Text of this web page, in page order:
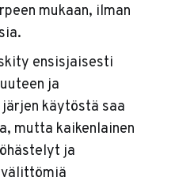
mukaan, ilman
ensisjaisesti
ja
käytöstä saa
mutta kaikenlainen
ja